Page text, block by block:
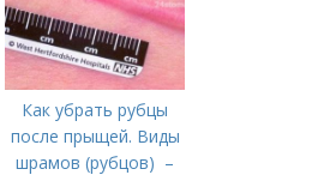
Как убрать рубцы
после прыщей. Виды
шрамов (рубцов) –